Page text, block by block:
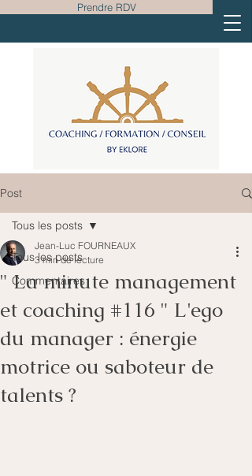
Prendre RDV
Post
Tous les posts
Commentaires
Tous les posts
" La minute management
et coaching #116 " L'ego
du manager : énergie
motrice ou saboteur de
talents ?
Jean-Luc FOURNEAUX
3 min de lecture